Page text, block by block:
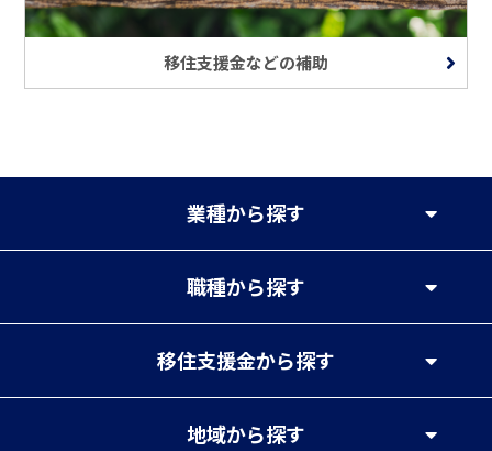
移住支援金などの補助
業種から探す
職種から探す
移住支援金から探す
地域から探す